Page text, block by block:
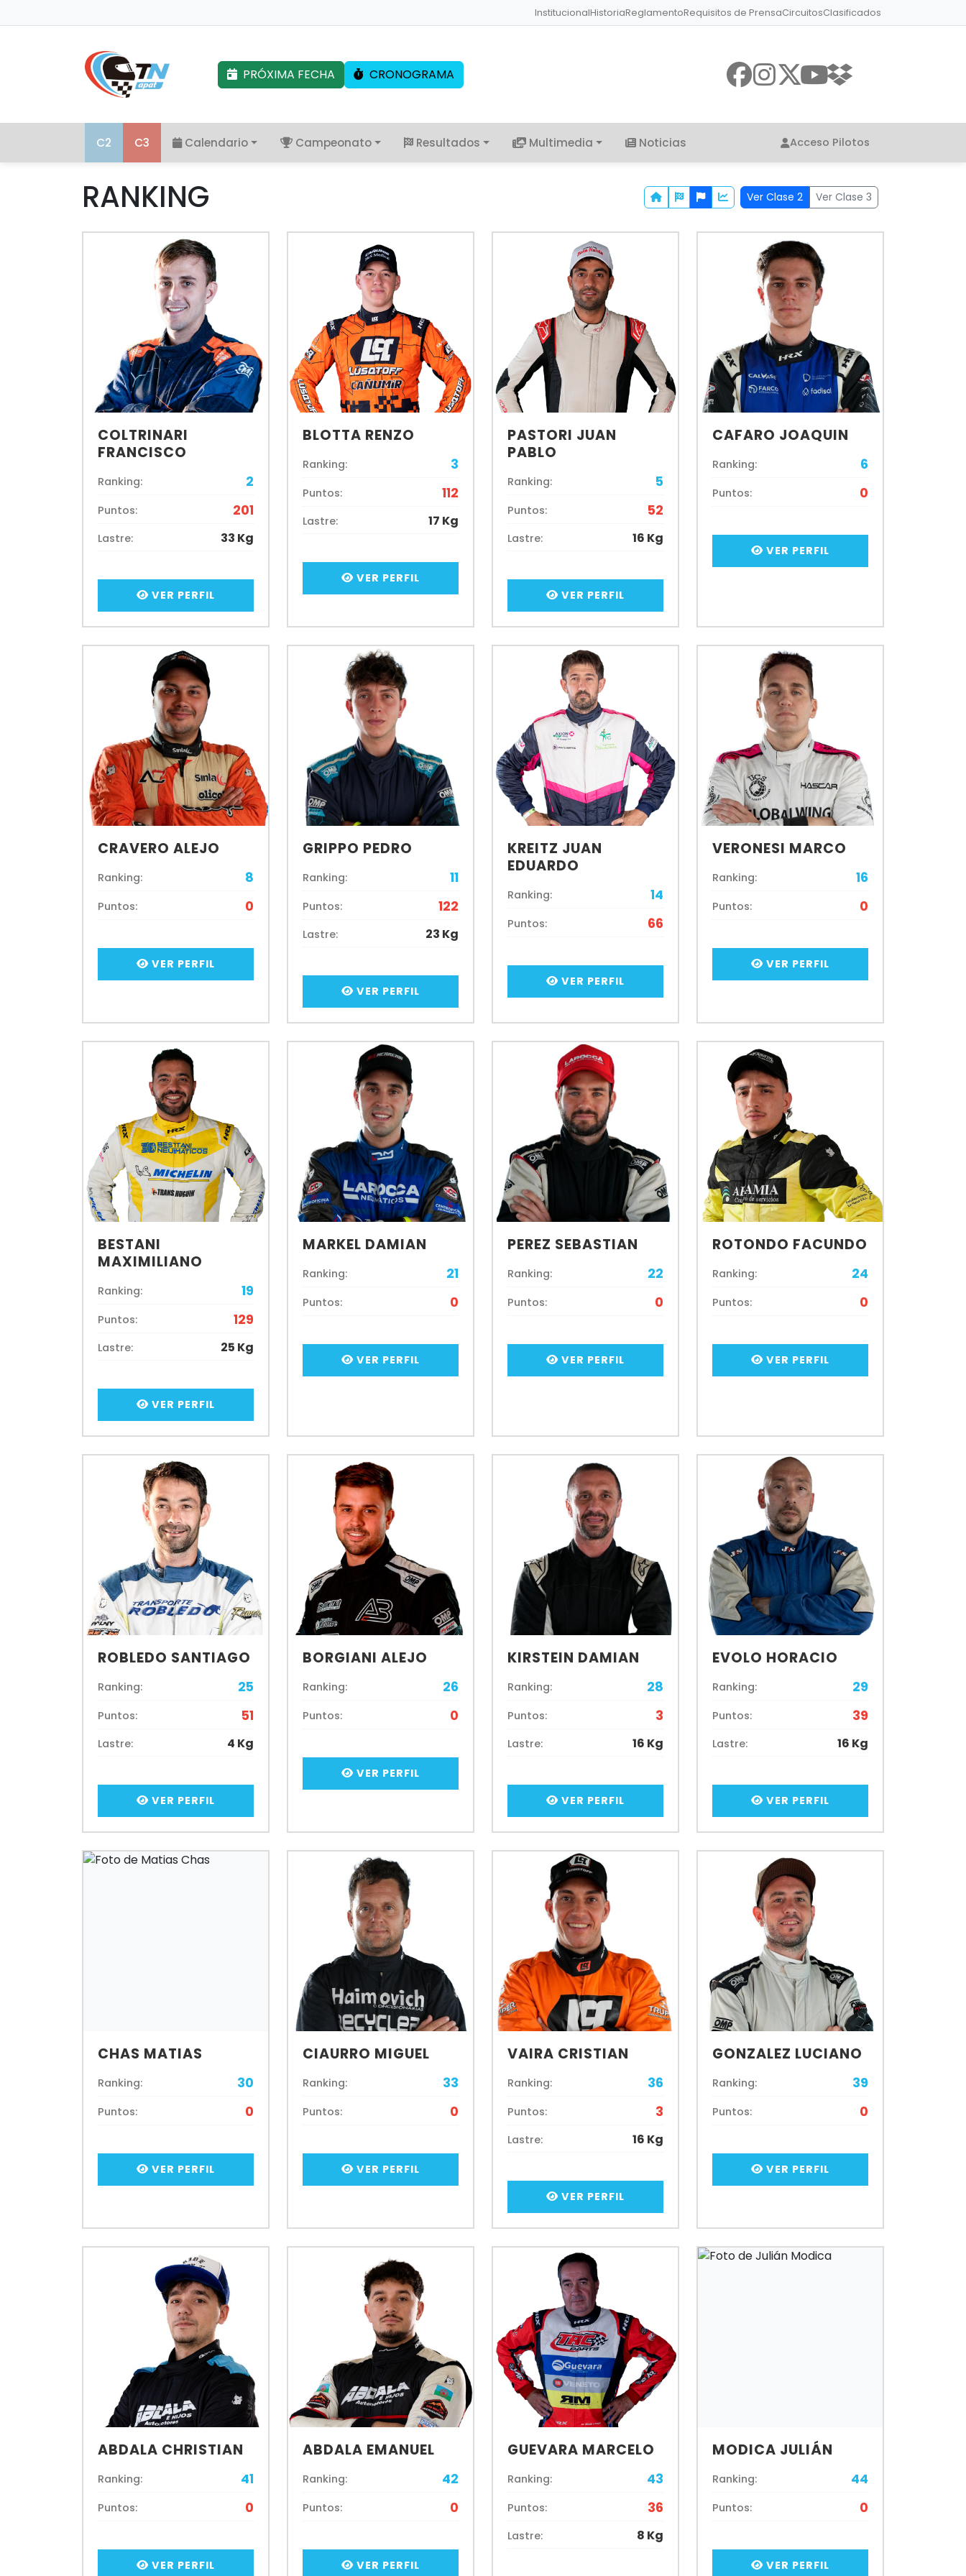
InstitucionalHistoriaReglamentoRequisitos de PrensaCircuitosClasificados
PRÓXIMA FECHA CRONOGRAMA
C2 C3 Calendario Campeonato Resultados Multimedia Noticias Acceso Pilotos
RANKING Ver Clase 2 Ver Clase 3
COLTRINARI
FRANCISCO
Ranking: 2
Puntos: 201
Lastre: 33 Kg
VER PERFIL
BLOTTA RENZO
Ranking: 3
Puntos: 112
Lastre: 17 Kg
VER PERFIL
PASTORI JUAN
PABLO
Ranking: 5
Puntos: 52
Lastre: 16 Kg
VER PERFIL
CAFARO JOAQUIN
Ranking: 6
Puntos: 0
VER PERFIL
CRAVERO ALEJO
Ranking: 8
Puntos: 0
VER PERFIL
GRIPPO PEDRO
Ranking: 11
Puntos: 122
Lastre: 23 Kg
VER PERFIL
KREITZ JUAN
EDUARDO
Ranking: 14
Puntos: 66
VER PERFIL
VERONESI MARCO
Ranking: 16
Puntos: 0
VER PERFIL
BESTANI
MAXIMILIANO
Ranking: 19
Puntos: 129
Lastre: 25 Kg
VER PERFIL
MARKEL DAMIAN
Ranking: 21
Puntos: 0
VER PERFIL
PEREZ SEBASTIAN
Ranking: 22
Puntos: 0
VER PERFIL
ROTONDO FACUNDO
Ranking: 24
Puntos: 0
VER PERFIL
ROBLEDO SANTIAGO
Ranking: 25
Puntos: 51
Lastre: 4 Kg
VER PERFIL
BORGIANI ALEJO
Ranking: 26
Puntos: 0
VER PERFIL
KIRSTEIN DAMIAN
Ranking: 28
Puntos: 3
Lastre: 16 Kg
VER PERFIL
EVOLO HORACIO
Ranking: 29
Puntos: 39
Lastre: 16 Kg
VER PERFIL
CHAS MATIAS
Ranking: 30
Puntos: 0
VER PERFIL
CIAURRO MIGUEL
Ranking: 33
Puntos: 0
VER PERFIL
VAIRA CRISTIAN
Ranking: 36
Puntos: 3
Lastre: 16 Kg
VER PERFIL
GONZALEZ LUCIANO
Ranking: 39
Puntos: 0
VER PERFIL
ABDALA CHRISTIAN
Ranking: 41
Puntos: 0
VER PERFIL
ABDALA EMANUEL
Ranking: 42
Puntos: 0
VER PERFIL
GUEVARA MARCELO
Ranking: 43
Puntos: 36
Lastre: 8 Kg
MODICA JULIÁN
Ranking: 44
Puntos: 0
VER PERFIL